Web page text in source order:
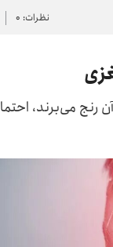
نظرات: ۰
رنج می‌برند،